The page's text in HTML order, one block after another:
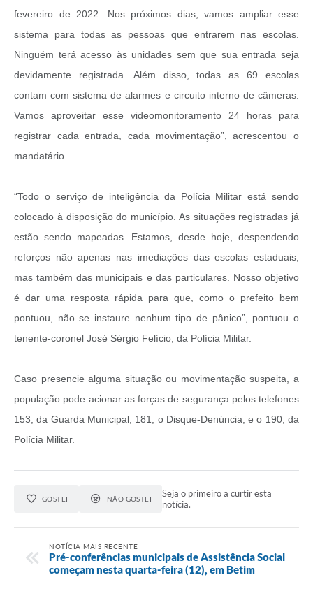
fevereiro de 2022. Nos próximos dias, vamos ampliar esse
sistema para todas as pessoas que entrarem nas escolas.
Ninguém terá acesso às unidades sem que sua entrada seja
devidamente registrada. Além disso, todas as 69 escolas
contam com sistema de alarmes e circuito interno de câmeras.
Vamos aproveitar esse videomonitoramento 24 horas para
registrar cada entrada, cada movimentação”, acrescentou o
mandatário.
“Todo o serviço de inteligência da Polícia Militar está sendo
colocado à disposição do município. As situações registradas já
estão sendo mapeadas. Estamos, desde hoje, despendendo
reforços não apenas nas imediações das escolas estaduais,
mas também das municipais e das particulares. Nosso objetivo
é dar uma resposta rápida para que, como o prefeito bem
pontuou, não se instaure nenhum tipo de pânico”, pontuou o
tenente-coronel José Sérgio Felício, da Polícia Militar.
Caso presencie alguma situação ou movimentação suspeita, a
população pode acionar as forças de segurança pelos telefones
153, da Guarda Municipal; 181, o Disque-Denúncia; e o 190, da
Polícia Militar.
GOSTEI NÃO GOSTEI
Seja o primeiro a curtir esta
notícia.
NOTÍCIA MAIS RECENTE
Pré-conferências municipais de Assistência Social
começam nesta quarta-feira (12), em Betim